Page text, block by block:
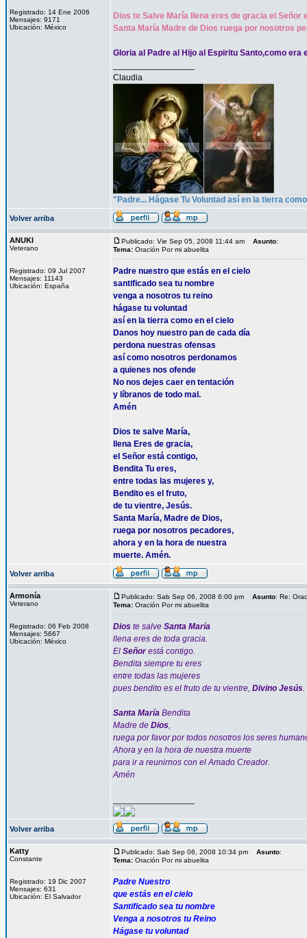
Registrado: 14 Ene 2006
Mensajes: 9171
Ubicación: México
Dios te Salve María llena eres de gracia el
Santa María Madre de Dios ruega por nosotros
Gloria al Padre al Hijo al Espiritu Santo,como
Claudia
"Padre... Hágase Tu Voluntad así en la tierra
Volver arriba
ANUKI
Veterano
Registrado: 09 Jul 2007
Mensajes: 11143
Ubicación: España
Publicado: Vie Sep 05, 2008 11:44 am Asunto:
Tema: Oración Por mi abuelita
Padre nuestro que estás en el cielo
santificado sea tu nombre
venga a nosotros tu reino
hágase tu voluntad
así en la tierra como en el cielo
Danos hoy nuestro pan de cada día
perdona nuestras ofensas
así como nosotros perdonamos
a quienes nos ofende
No nos dejes caer en tentación
y líbranos de todo mal.
Amén
Dios te salve María,
llena Eres de gracia,
el Señor está contigo,
Bendita Tu eres,
entre todas las mujeres y,
Bendito es el fruto,
de tu vientre, Jesús.
Santa María, Madre de Dios,
ruega por nosotros pecadores,
ahora y en la hora de nuestra
muerte. Amén.
Volver arriba
Armonía
Veterano
Registrado: 06 Feb 2008
Mensajes: 5667
Ubicación: México
Publicado: Sab Sep 06, 2008 6:00 pm Asunto: Re:
Tema: Oración Por mi abuelita
Dios te salve Santa María
llena eres de toda gracia.
El Señorestá contigo.
Bendita siempre tu eres
entre todas las mujeres
pues bendito es el fruto de tu vientre, Divino Jesús.
Santa María Bendita
Madre de Dios,
ruega por favor por todos nosotros los seres
Ahora y en la hora de nuestra muerte
para ir a reunirnos con el Amado Creador.
Amén
Volver arriba
Katty
Constante
Registrado: 19 Dic 2007
Mensajes: 631
Ubicación: El Salvador
Publicado: Sab Sep 06, 2008 10:34 pm Asunto:
Tema: Oración Por mi abuelita
Padre Nuestro
que estás en el cielo
Santificado sea tu nombre
Venga a nosotros tu Reino
Hágase tu voluntad